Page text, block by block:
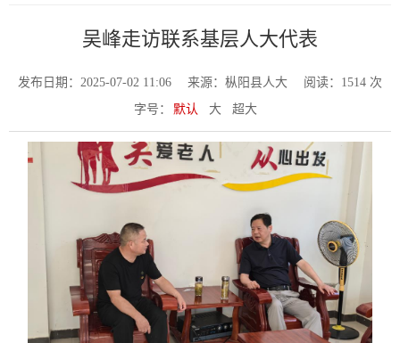
吴峰走访联系基层人大代表
发布日期：2025-07-02 11:06 来源：枞阳县人大 阅读： 1514 次
字号：
默认 大 超大